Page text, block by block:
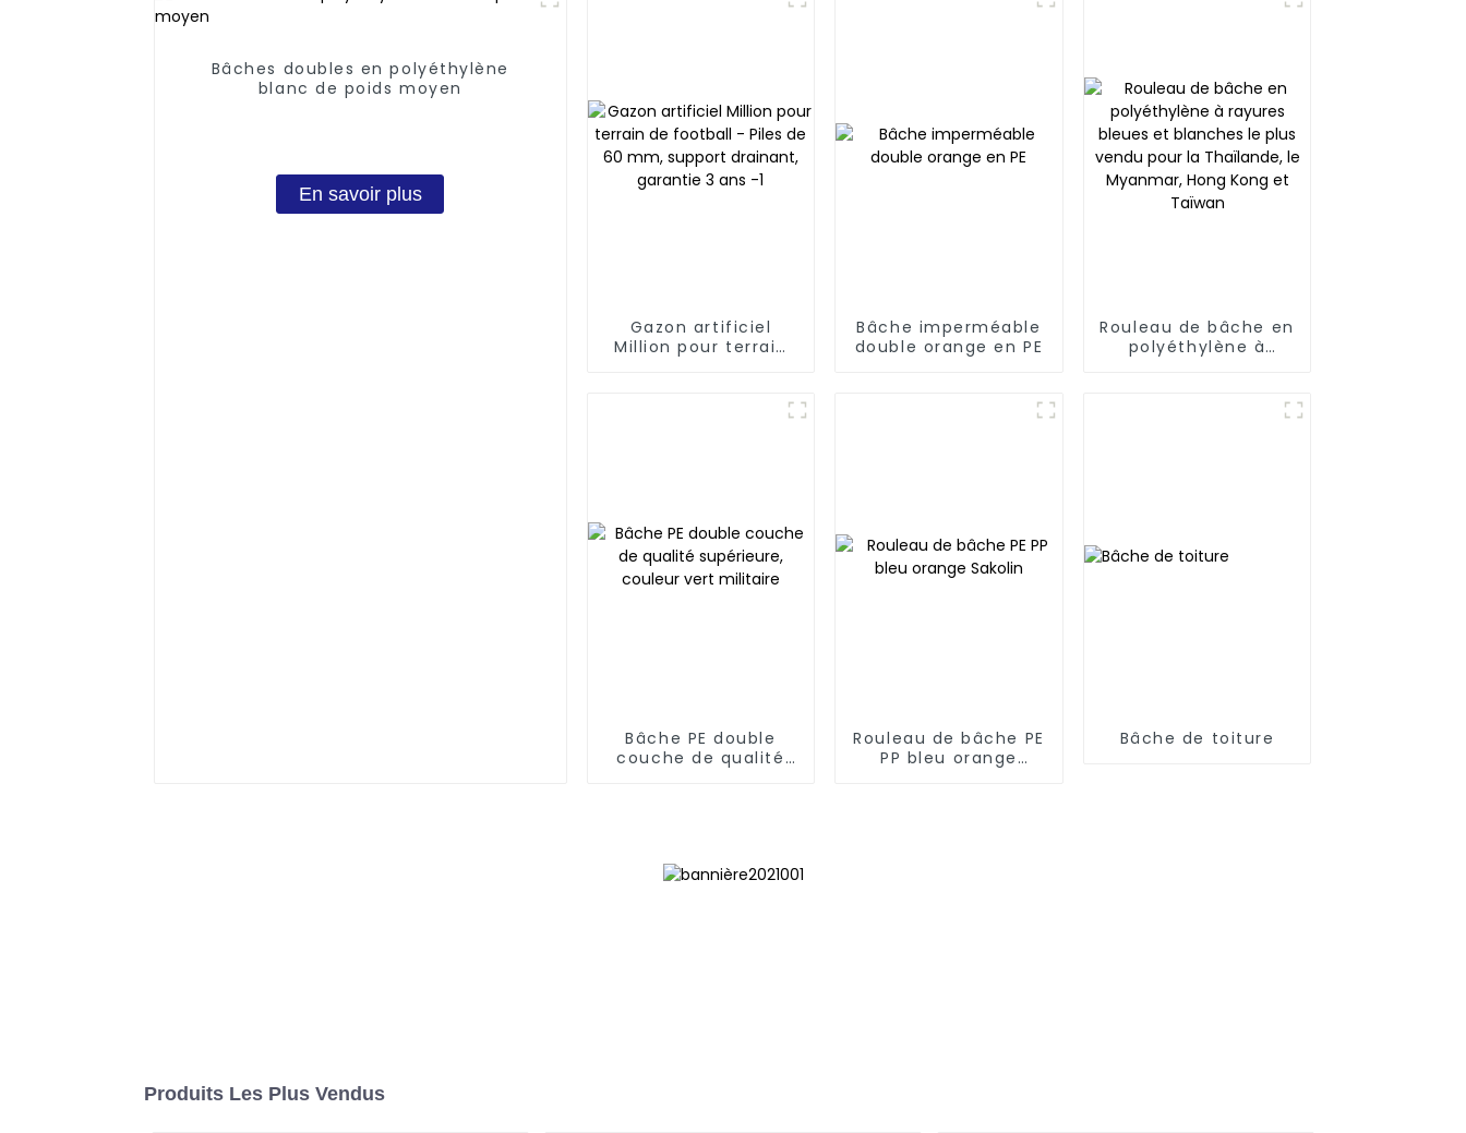
Bâches doubles en polyéthylène
blanc de poids moyen
En savoir plus
Gazon artificiel
Million pour terrain
drainant, garantie 3
Bâche imperméable
double orange en PE
Rouleau de bâche en
polyéthylène à
Bâche PE double
couche de qualité
Rouleau de bâche PE
PP bleu orange
Bâche de toiture
Produits Les Plus Vendus